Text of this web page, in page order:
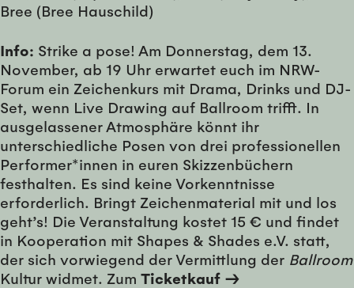
Bree (Bree Hauschild)
Info: Strike a pose! Am Donnerstag, dem 13.
November, ab 19 Uhr erwartet euch im NRW-
Forum ein Zeichenkurs mit Drama, Drinks und DJ-
Set, wenn Live Drawing auf Ballroom trifft. In
ausgelassener Atmosphäre könnt ihr
unterschiedliche Posen von drei professionellen
Performer*innen in euren Skizzenbüchern
festhalten. Es sind keine Vorkenntnisse
erforderlich. Bringt Zeichenmaterial mit und los
geht’s! Die Veranstaltung kostet 15 € und findet
in Kooperation mit Shapes & Shades e.V. statt,
der sich vorwiegend der Vermittlung der Ballroom
Kultur widmet. Zum Ticketkauf →